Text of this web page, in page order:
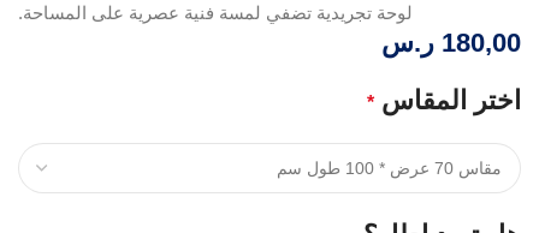
لوحة تجريدية تضفي لمسة فنية عصرية على المساحة.
180,00 ر.س
اختر المقاس *